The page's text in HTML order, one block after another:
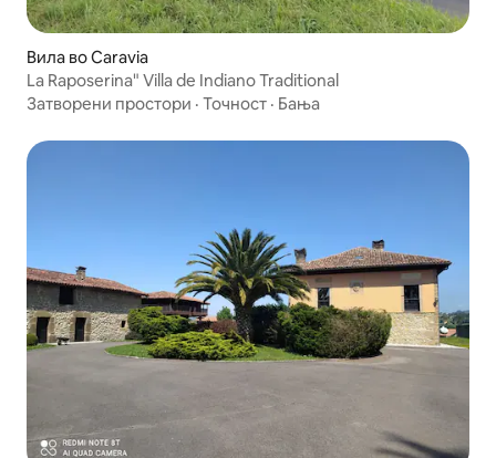
Вила во Caravia
La Raposerina" Villa de Indiano Traditional
Затворени простори · Точност · Бања